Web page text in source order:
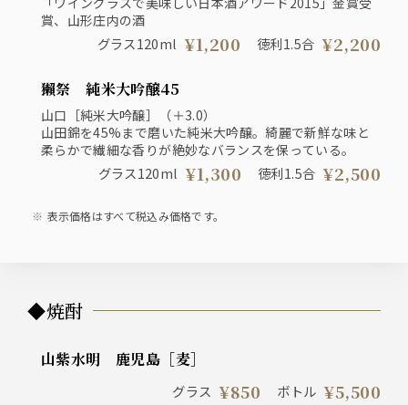
賞、山形庄内の酒
グラス120ml ¥1,200 徳利1.5合 ¥2,200
獺祭 純米大吟醸45
山口［純米大吟醸］（＋3.0）
山田錦を45%まで磨いた純米大吟醸。綺麗で新鮮な味と
柔らかで繊細な香りが絶妙なバランスを保っている。
グラス120ml ¥1,300 徳利1.5合 ¥2,500
表示価格はすべて税込み価格です。
◆焼酎
山紫水明 鹿児島［麦］
グラス ¥850 ボトル ¥5,500